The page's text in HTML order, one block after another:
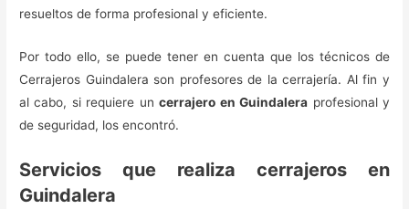
resueltos de forma profesional y eficiente.
Por todo ello, se puede tener en cuenta que los técnicos de
Cerrajeros Guindalera son profesores de la cerrajería. Al fin y
al cabo, si requiere uncerrajero en Guindalera profesional y
de seguridad, los encontró.
Servicios que realiza cerrajeros en
Guindalera